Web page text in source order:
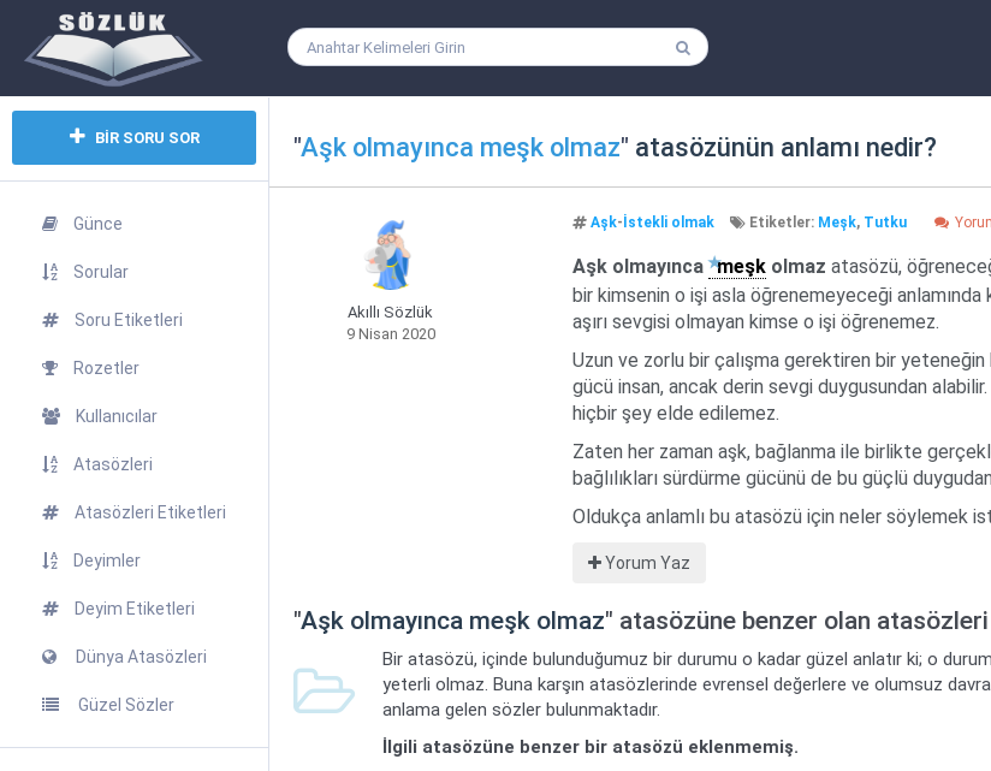
BİR SORU SOR
Günce
Sorular
Soru Etiketleri
Rozetler
Kullanıcılar
Atasözleri
Atasözleri Etiketleri
Deyimler
Deyim Etiketleri
Dünya Atasözleri
Güzel Sözler
"Aşk olmayınca meşk olmaz" atasözünün anlamı nedir?
Akıllı Sözlük
9 Nisan 2020
Aşk- İstekli olmak Etiketler: Meşk, Tutku
Aşk olmayınca meşkolmaz atasözü,
bir kimsenin o işi asla öğrenemeyeceği anlamında
aşırı sevgisi olmayan kimse o işi öğrenemez.
Uzun ve zorlu bir çalışma gerektiren bir yeteneğin
gücü insan, ancak derin sevgi duygusundan
hiçbir şey elde edilemez.
Zaten her zaman aşk, bağlanma ile birlikte
bağlılıkları sürdürme gücünü de bu güçlü
Oldukça anlamlı bu atasözü için neler söylemek
Yorum Yaz
"Aşk olmayınca meşk olmaz" atasözüne benzer olan atasözleri
Bir atasözü, içinde bulunduğumuz bir durumu o kadar güzel anlatır ki; o
yeterli olmaz. Buna karşın atasözlerinde evrensel değerlere ve olumsuz
anlama gelen sözler bulunmaktadır.
İlgili atasözüne benzer bir atasözü eklenmemiş.